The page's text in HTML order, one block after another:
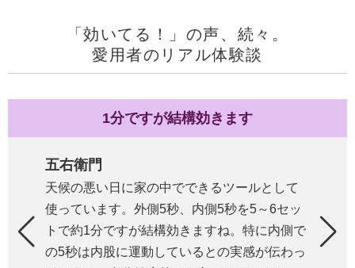
「効いてる！」の声、続々。
愛用者のリアル体験談
1分ですが結構効きます
五右衛門
天候の悪い日に家の中でできるツールとして
使っています。外側5秒、内側5秒を5～6セッ
トで約1分ですが結構効きますね。特に内側で
の5秒は内股に運動しているとの実感が伝わっ